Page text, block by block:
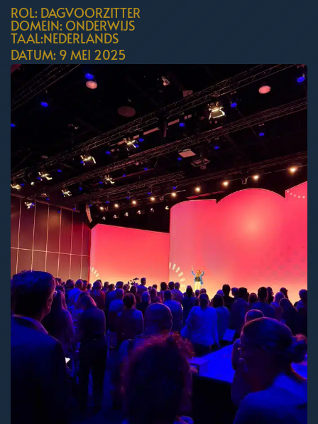
ROL: DAGVOORZITTER
DOMEIN: ONDERWIJS
TAAL:NEDERLANDS
DATUM: 9 MEI 2025